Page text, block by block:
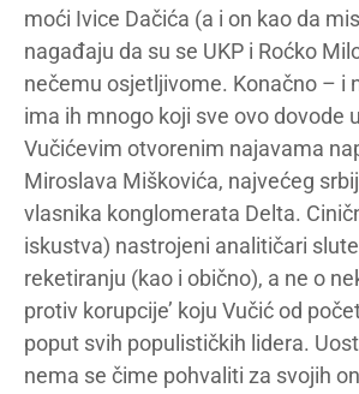
moći Ivice Dačića (a i on kao da
nagađaju da su se UKP i Roćko
nečemu osjetljivome. Konačno – i
ima ih mnogo koji sve ovo dovode
Vučićevim otvorenim najavama
Miroslava Miškovića, najvećeg
vlasnika konglomerata Delta.
iskustva) nastrojeni analitičari
reketiranju (kao i obično), a ne o
protiv korupcije’ koju Vučić od
poput svih populističkih lidera.
nema se čime pohvaliti za svojih